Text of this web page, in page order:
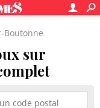
Boutonne
sur